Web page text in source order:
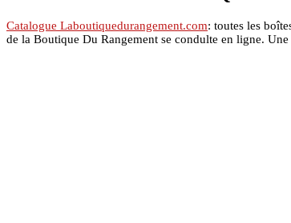
Catalogue Laboutiquedurangement.com: toutes les
de la Boutique Du Rangement se condulte en ligne.